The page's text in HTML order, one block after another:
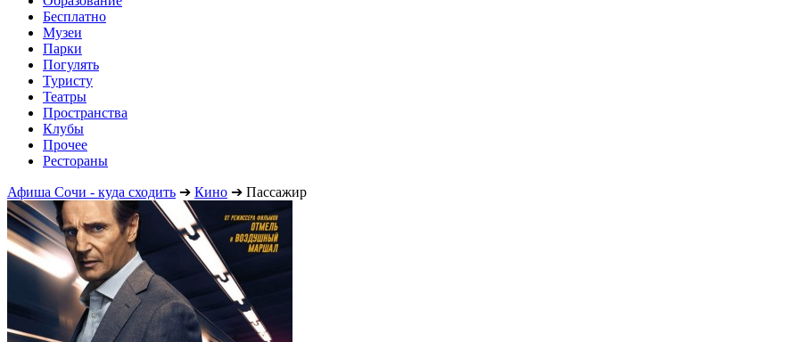
Бесплатно
Музеи
Парки
Погулять
Туристу
Театры
Пространства
Клубы
Прочее
Рестораны
Афиша Сочи - куда сходить ➔ Кино ➔ Пассажир